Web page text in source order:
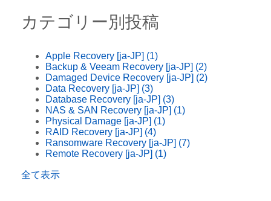
カテゴリー別投稿
Apple Recovery [ja-JP] (1)
Backup & Veeam Recovery [ja-JP] (2)
Damaged Device Recovery [ja-JP] (2)
Data Recovery [ja-JP] (3)
Database Recovery [ja-JP] (3)
NAS & SAN Recovery [ja-JP] (1)
Physical Damage [ja-JP] (1)
RAID Recovery [ja-JP] (4)
Ransomware Recovery [ja-JP] (7)
Remote Recovery [ja-JP] (1)
全て表示